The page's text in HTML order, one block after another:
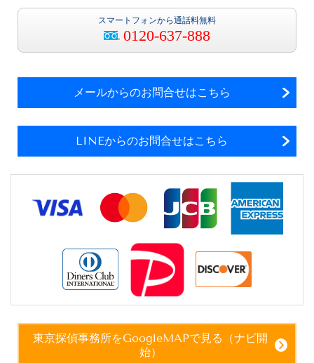
スマートフォンから通話料無料
0120-637-888
メールからのお問合せはこちら
LINEからのお問合せはこちら
東京探偵事務所をGoogleMAPで見る（ナビ開
始）